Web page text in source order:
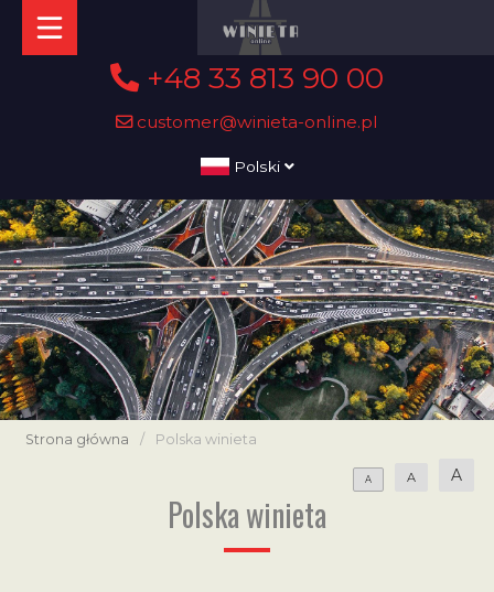
+48 33 813 90 00
customer@winieta-online.pl
Polski
Strona główna / Polska winieta
A A A
Polska winieta